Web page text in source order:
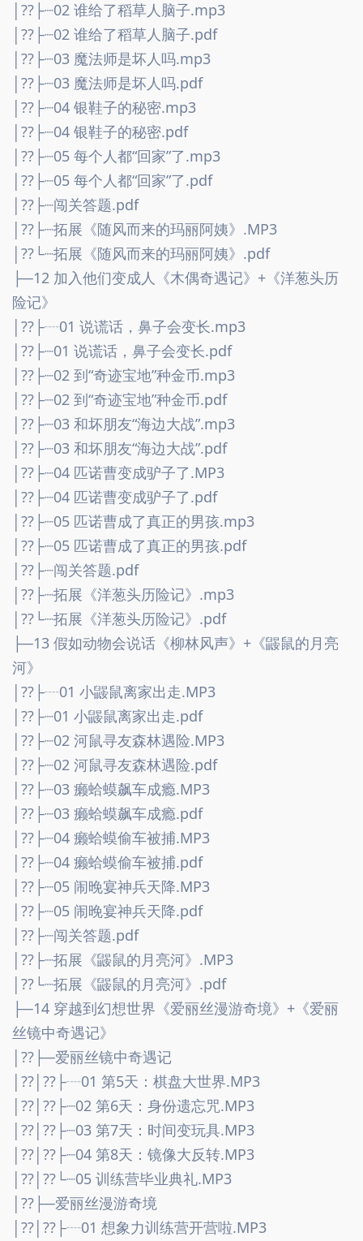
│??├┈02 谁给了稻草人脑子.mp3
│??├┈02 谁给了稻草人脑子.pdf
│??├┈03 魔法师是坏人吗.mp3
│??├┈03 魔法师是坏人吗.pdf
│??├┈04 银鞋子的秘密.mp3
│??├┈04 银鞋子的秘密.pdf
│??├┈05 每个人都“回家”了.mp3
│??├┈05 每个人都“回家”了.pdf
│??├┈闯关答题.pdf
│??├┈拓展《随风而来的玛丽阿姨》.MP3
│??└┈拓展《随风而来的玛丽阿姨》.pdf
├─12 加入他们变成人《木偶奇遇记》+《洋葱头历
险记》
│??├┈01 说谎话，鼻子会变长.mp3
│??├┈01 说谎话，鼻子会变长.pdf
│??├┈02 到“奇迹宝地”种金币.mp3
│??├┈02 到“奇迹宝地”种金币.pdf
│??├┈03 和坏朋友“海边大战”.mp3
│??├┈03 和坏朋友“海边大战”.pdf
│??├┈04 匹诺曹变成驴子了.MP3
│??├┈04 匹诺曹变成驴子了.pdf
│??├┈05 匹诺曹成了真正的男孩.mp3
│??├┈05 匹诺曹成了真正的男孩.pdf
│??├┈闯关答题.pdf
│??├┈拓展《洋葱头历险记》.mp3
│??└┈拓展《洋葱头历险记》.pdf
├─13 假如动物会说话《柳林风声》+《鼹鼠的月亮
河》
│??├┈01 小鼹鼠离家出走.MP3
│??├┈01 小鼹鼠离家出走.pdf
│??├┈02 河鼠寻友森林遇险.MP3
│??├┈02 河鼠寻友森林遇险.pdf
│??├┈03 癞蛤蟆飙车成瘾.MP3
│??├┈03 癞蛤蟆飙车成瘾.pdf
│??├┈04 癞蛤蟆偷车被捕.MP3
│??├┈04 癞蛤蟆偷车被捕.pdf
│??├┈05 闹晚宴神兵天降.MP3
│??├┈05 闹晚宴神兵天降.pdf
│??├┈闯关答题.pdf
│??├┈拓展《鼹鼠的月亮河》.MP3
│??└┈拓展《鼹鼠的月亮河》.pdf
├─14 穿越到幻想世界《爱丽丝漫游奇境》+《爱丽
丝镜中奇遇记》
│??├─爱丽丝镜中奇遇记
│??│??├┈01 第5天：棋盘大世界.MP3
│??│??├┈02 第6天：身份遗忘咒.MP3
│??│??├┈03 第7天：时间变玩具.MP3
│??│??├┈04 第8天：镜像大反转.MP3
│??│??└┈05 训练营毕业典礼.MP3
│??├─爱丽丝漫游奇境
│??│??├┈01 想象力训练营开营啦.MP3